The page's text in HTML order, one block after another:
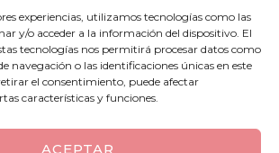
experiencias, utilizamos tecnologías como las
y/o acceder a la información del dispositivo. El
tecnologías nos permitirá procesar datos como
navegación o las identificaciones únicas en este
el consentimiento, puede afectar
características y funciones.
ACEPTAR
| Todos los derechos reservados